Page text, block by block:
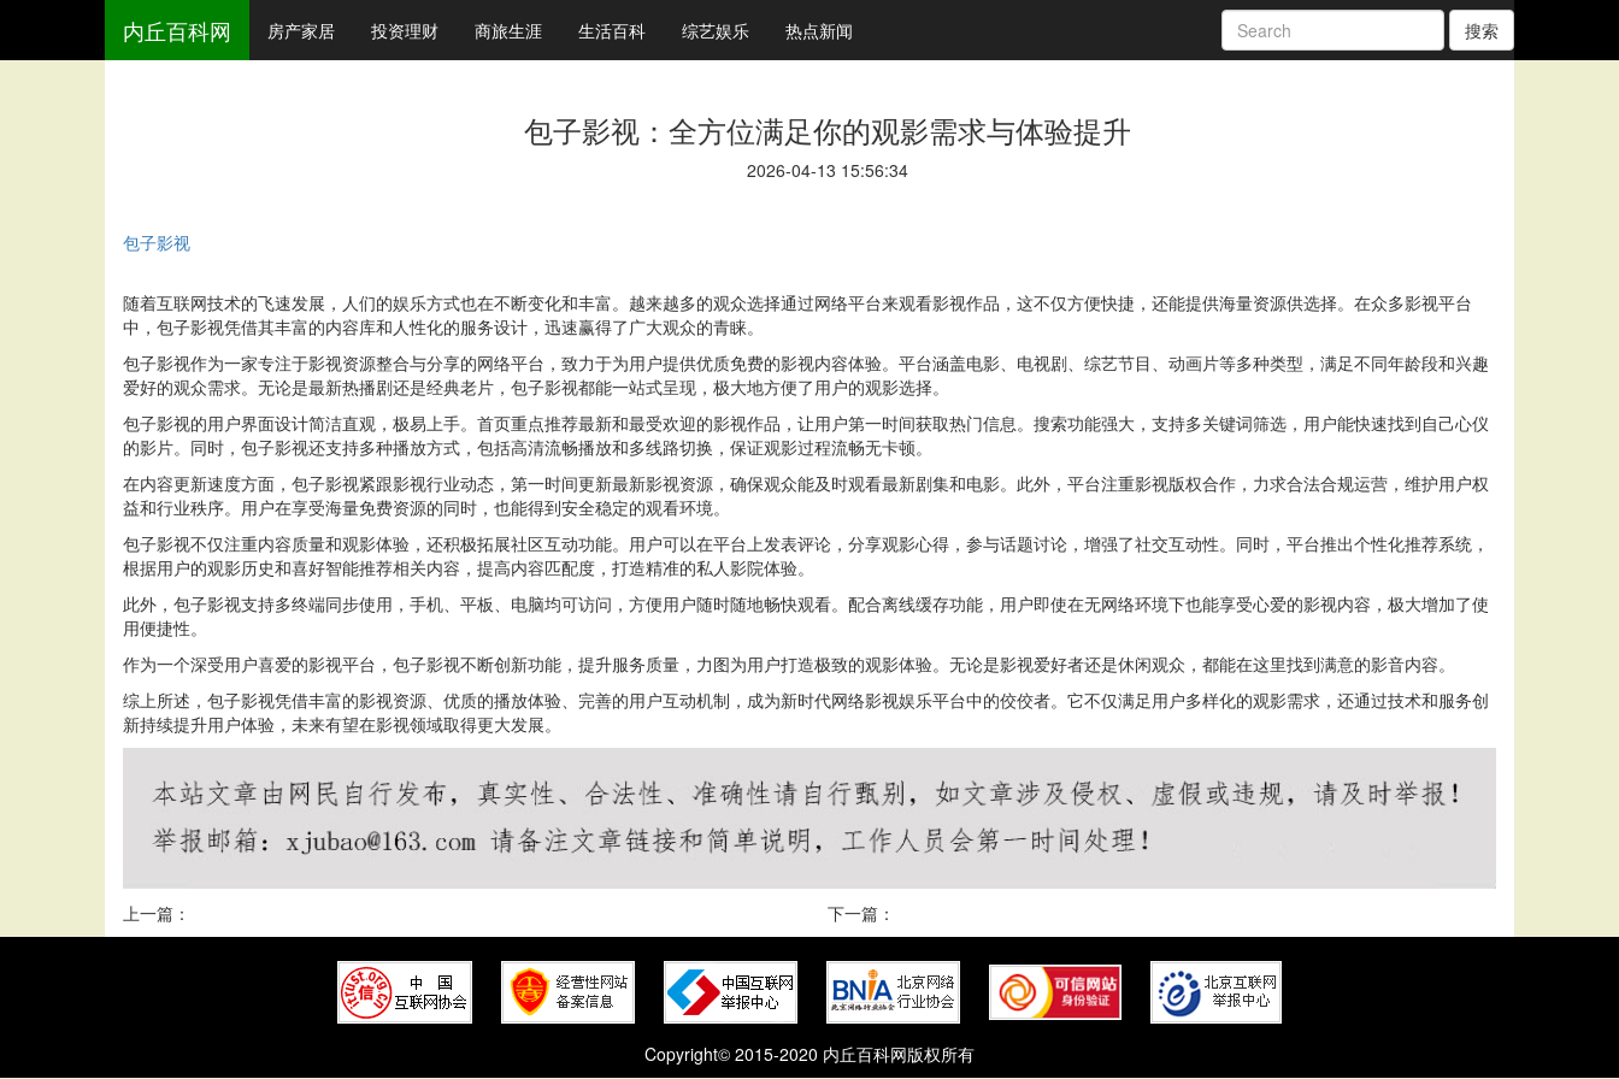
内丘百科网 房产家居 投资理财 商旅生涯 生活百科 综艺娱乐 热点新闻 搜索
包子影视：全方位满足你的观影需求与体验提升
2026-04-13 15:56:34
包子影视
随着互联网技术的飞速发展，人们的娱乐方式也在不断变化和丰富。越来越多的观众选择通过网络平台来观看影视作品，这不仅方便快捷，还能提供海量资源供选择。在众多影视平台
中，包子影视凭借其丰富的内容库和人性化的服务设计，迅速赢得了广大观众的青睐。
包子影视作为一家专注于影视资源整合与分享的网络平台，致力于为用户提供优质免费的影视内容体验。平台涵盖电影、电视剧、综艺节目、动画片等多种类型，满足不同年龄段和兴趣
爱好的观众需求。无论是最新热播剧还是经典老片，包子影视都能一站式呈现，极大地方便了用户的观影选择。
包子影视的用户界面设计简洁直观，极易上手。首页重点推荐最新和最受欢迎的影视作品，让用户第一时间获取热门信息。搜索功能强大，支持多关键词筛选，用户能快速找到自己心仪
的影片。同时，包子影视还支持多种播放方式，包括高清流畅播放和多线路切换，保证观影过程流畅无卡顿。
在内容更新速度方面，包子影视紧跟影视行业动态，第一时间更新最新影视资源，确保观众能及时观看最新剧集和电影。此外，平台注重影视版权合作，力求合法合规运营，维护用户权
益和行业秩序。用户在享受海量免费资源的同时，也能得到安全稳定的观看环境。
包子影视不仅注重内容质量和观影体验，还积极拓展社区互动功能。用户可以在平台上发表评论，分享观影心得，参与话题讨论，增强了社交互动性。同时，平台推出个性化推荐系统，
根据用户的观影历史和喜好智能推荐相关内容，提高内容匹配度，打造精准的私人影院体验。
此外，包子影视支持多终端同步使用，手机、平板、电脑均可访问，方便用户随时随地畅快观看。配合离线缓存功能，用户即使在无网络环境下也能享受心爱的影视内容，极大增加了使
用便捷性。
作为一个深受用户喜爱的影视平台，包子影视不断创新功能，提升服务质量，力图为用户打造极致的观影体验。无论是影视爱好者还是休闲观众，都能在这里找到满意的影音内容。
综上所述，包子影视凭借丰富的影视资源、优质的播放体验、完善的用户互动机制，成为新时代网络影视娱乐平台中的佼佼者。它不仅满足用户多样化的观影需求，还通过技术和服务创
新持续提升用户体验，未来有望在影视领域取得更大发展。
上一篇： 下一篇：
Copyright© 2015-2020 内丘百科网版权所有